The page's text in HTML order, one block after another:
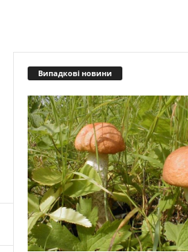
Випадкові новини